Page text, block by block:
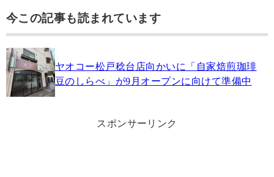
今この記事も読まれています
ヤオコー松戸稔台店向かいに「自家焙煎珈琲
豆のしらべ」が9月オープンに向けて準備中
スポンサーリンク